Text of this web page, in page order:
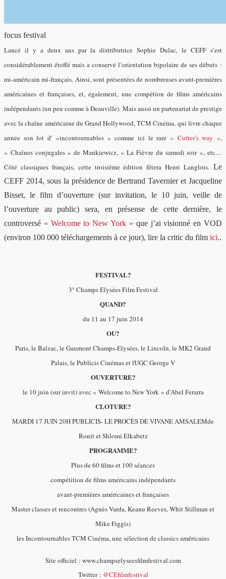
focus festival
Lancé il y a deux ans par la distributrice Sophie Dulac, le CEFF s’est
considérablement étoffé mais a conservé l’orientation bipolaire de ses débuts :
mi-américain mi-français. Ainsi, sont présentées de nombreuses avant-premières
américaines et françaises, et, également, une compétion de films américains
indépendants (un peu comme à Deauville). Mais aussi un partenariat de prestige
avec la chaîne américaine du Grand Hollywood, TCM Cinéma, qui livre chaque
année son lot d' »incontournables » comme ici le rare « Cutter’s way »,
« Chaînes conjugales » de Mankiewicz, « La Fièvre du samedi soir », etc…
Côté classiques français, cette troisième édition fêtera Henri Langlois. Le
CEFF 2014, sous la présidence de Bertrand Tavernier et Jacqueline
Bisset, le film d’ouverture (sur invitation, le 10 juin, veille de
l’ouverture au public) sera, en présense de cette dernière, le
controversé « Welcome to New York » que j’ai visionné en VOD
(environ 100 000 téléchargements à ce jour), lire la critic du film ici..
FESTIVAL?
3° Champs Elysées Film Festival
QUAND?
du 11 au 17 juin 2014
OU?
Paris, le Balzac, le Gaumont Champs-Elysées, le Lincoln, le MK2 Grand
Palais, le Publicis Cinémas et lUGC George V
OUVERTURE?
le 10 juin (sur invit) avec « Welcome to New York » d’Abel Ferarra
CLOTURE?
MARDI 17 JUIN 20H PUBLICIS-LE PROCÈS DE VIVANE AMSALEMde
Ronit et Shlomi Elkabetz
PROGRAMME?
Plus de 60 films et 100 séances
compétition de films américains indépendants
avant-premières américaines et françaises
Master classes et rencontres (Agnès Varda, Keanu Reeves, Whit Stillman et
Mike Figgis)
les Incontournables TCM Cinéma, une sélection de classics américains
Site officiel : www.champselyseesfilmfestival.com
Twitter : @CEfilmfestival